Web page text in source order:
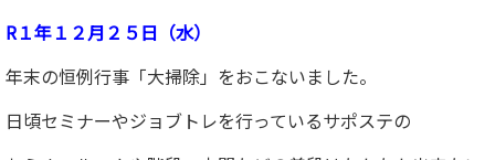
R１年１２月２５日（水）
年末の恒例行事「大掃除」をおこないました。
日頃セミナーやジョブトレを行っているサポステの